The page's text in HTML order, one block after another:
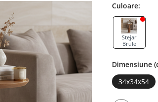
Culoare:
Stejar
Brule
Dimensiune
34x34x54